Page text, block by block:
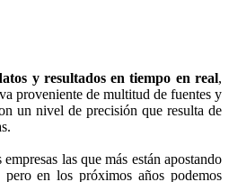
y resultados en tiempo en real,
proveniente de multitud de fuentes y
un nivel de precisión que resulta de
las que más están apostando
en los próximos años podemos